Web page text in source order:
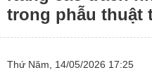
trong phẫu thuật
Thứ Năm, 14/05/2026 17:25